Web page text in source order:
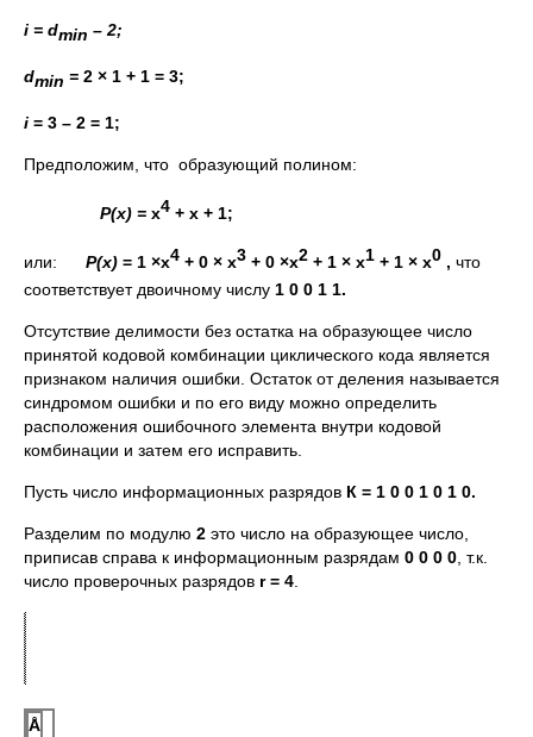
i = dmin – 2;
dmin = 2 × 1 + 1 = 3;
i = 3 – 2 = 1;
Предположим, что образующий полином:
Р(х) = x4 + x + 1;
или: Р(х) = 1 ×x4 + 0 × х3 + 0 ×x2 + 1 × х1 + 1 × x0 , что
соответствует двоичному числу 1 0 0 1 1.
Отсутствие делимости без остатка на образующее число
принятой кодовой комбинации циклического кода является
признаком наличия ошибки. Остаток от деления называется
синдромом ошибки и по его виду можно определить
расположения ошибочного элемента внутри кодовой
комбинации и затем его исправить.
Пусть число информационных разрядов К = 1 0 0 1 0 1 0.
Разделим по модулю 2 это число на образующее число,
приписав справа к информационным разрядам 0 0 0 0 , т.к.
число проверочных разрядов r = 4
Å